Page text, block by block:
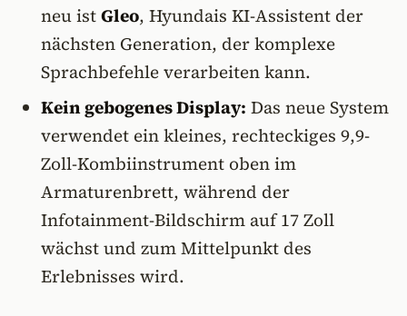
neu istGleo, Hyundais KI-Assistent der
nächsten Generation, der komplexe
Sprachbefehle verarbeiten kann.
Kein gebogenes Display: Das neue System
verwendet ein kleines, rechteckiges 9,9-
Zoll-Kombiinstrument oben im
Armaturenbrett, während der
Infotainment-Bildschirm auf 17 Zoll
wächst und zum Mittelpunkt des
Erlebnisses wird.